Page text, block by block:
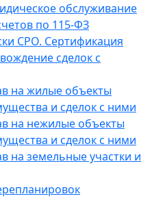
обслуживание
по 115-ФЗ
СРО. Сертификация
сделок с
на жилые объекты
и сделок с ними
на нежилые объекты
и сделок с ними
на земельные участки и